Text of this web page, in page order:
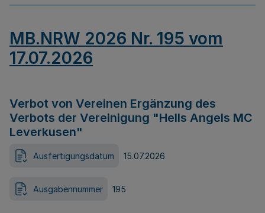
MB.NRW 2026 Nr. 195 vom
17.07.2026
Verbot von Vereinen Ergänzung des
Verbots der Vereinigung "Hells Angels MC
Leverkusen"
Ausfertigungsdatum 15.07.2026
Ausgabennummer 195